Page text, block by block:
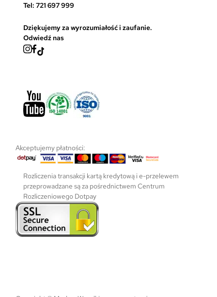
Tel: 721 697 999
Dziękujemy za wyrozumiałość i zaufanie.
Odwiedź nas
Akceptujemy płatności:
Rozliczenia transakcji kartą kredytową i e-przelewem
przeprowadzane są za pośrednictwem Centrum
Rozliczeniowego Dotpay